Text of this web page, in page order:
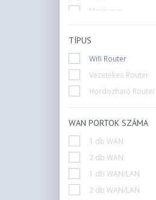
Mercusys
Mikrotik
Netgear
Qnap
Synology
TP-Link
Teltonika
Tenda
UBiQUiTi
Xiaomi
ZTE
Zyxel
TÍPUS
Wifi Router
Vezetékes Router
Hordozható Router
WAN PORTOK SZÁMA
1 db WAN
2 db WAN
1 db WAN/LAN
2 db WAN/LAN